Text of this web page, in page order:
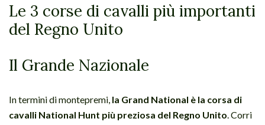
Le 3 corse di cavalli più importanti
del Regno Unito
Il Grande Nazionale
In termini di montepremi, la Grand National è la corsa di
cavalli National Hunt più preziosa del Regno Unito . Corri